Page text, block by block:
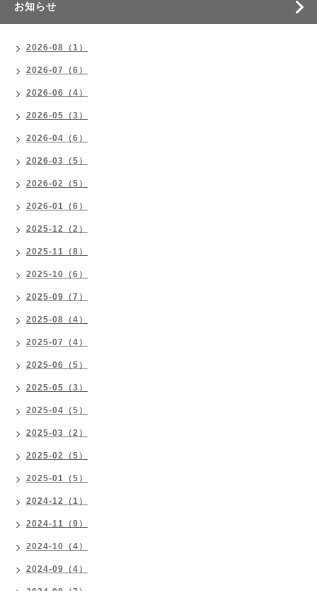
お知らせ
2026-08（1）
2026-07（6）
2026-06（4）
2026-05（3）
2026-04（6）
2026-03（5）
2026-02（5）
2026-01（6）
2025-12（2）
2025-11（8）
2025-10（6）
2025-09（7）
2025-08（4）
2025-07（4）
2025-06（5）
2025-05（3）
2025-04（5）
2025-03（2）
2025-02（5）
2025-01（5）
2024-12（1）
2024-11（9）
2024-10（4）
2024-09（4）